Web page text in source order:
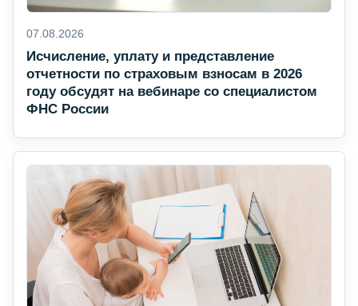
07.08.2026
Исчисление, уплату и представление
отчетности по страховым взносам в 2026
году обсудят на вебинаре со специалистом
ФНС России